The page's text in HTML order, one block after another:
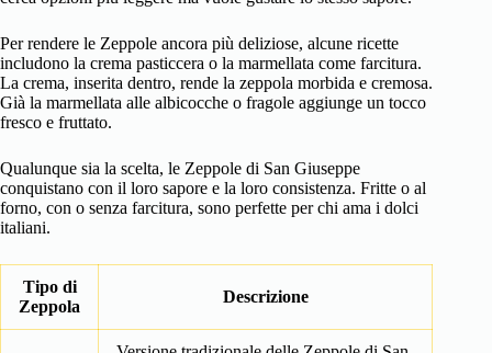
Per rendere le Zeppole ancora più deliziose, alcune ricette
includono la crema pasticcera o la marmellata come farcitura.
La crema, inserita dentro, rende la zeppola morbida e cremosa.
Già la marmellata alle albicocche o fragole aggiunge un tocco
fresco e fruttato.
Qualunque sia la scelta, le Zeppole di San Giuseppe
conquistano con il loro sapore e la loro consistenza. Fritte o al
forno, con o senza farcitura, sono perfette per chi ama i dolci
italiani.
Tipo di
Zeppola
Descrizione